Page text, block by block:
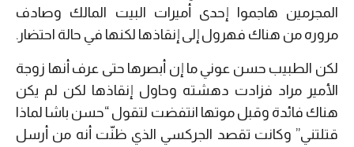
المجرمين هاجموا إحدى أميرات البيت المالك وصادف
مروره من هناك فهرول إلى إنقاذها لكنها في حالة احتضار.
لكن الطبيب حسن عوني ما إن أبصرها حتى عرف أنها زوجة
الأمير مراد فزادت دهشته وحاول إنقاذها لكن لم يكن
هناك فائدة وقبل موتها انتفضت لتقول “حسن باشا لماذا
قتلتني” وكانت تقصد الجركسي الذي ظنّت أنه من أرسل